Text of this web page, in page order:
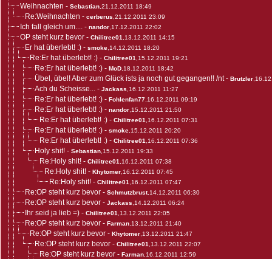
Weihnachten - Sebastian ,21.12.2011 18:49
Re:Weihnachten - cerberus ,21.12.2011 23:09
Ich fall gleich um.... - nandor ,17.12.2011 22:02
OP steht kurz bevor - Chilitree01 ,13.12.2011 14:15
Er hat überlebt! :) - smoke ,14.12.2011 18:20
Re:Er hat überlebt! :) - Chilitree01 ,15.12.2011 19:21
Re:Er hat überlebt! :) - MoD ,18.12.2011 18:42
Übel, übel! Aber zum Glück ists ja noch gut gegangen!! /nt- Brutzler
Ach du Scheisse... - Jackass ,16.12.2011 11:27
Re:Er hat überlebt! :) - Fohlenfan77 ,16.12.2011 09:19
Re:Er hat überlebt! :) - nandor ,15.12.2011 21:50
Re:Er hat überlebt! :) - Chilitree01 ,16.12.2011 07:31
Re:Er hat überlebt! :) - smoke ,15.12.2011 20:20
Re:Er hat überlebt! :) - Chilitree01 ,16.12.2011 07:36
Holy shit! - Sebastian ,15.12.2011 19:33
Re:Holy shit! - Chilitree01 ,16.12.2011 07:38
Re:Holy shit! - Khytomer ,16.12.2011 07:45
Re:Holy shit! - Chilitree01 ,16.12.2011 07:47
Re:OP steht kurz bevor - Schmutzbrust,14.12.2011 06:30
Re:OP steht kurz bevor - Jackass ,14.12.2011 06:24
Ihr seid ja lieb =) - Chilitree01 ,13.12.2011 22:05
Re:OP steht kurz bevor - Farman ,13.12.2011 21:40
Re:OP steht kurz bevor - Khytomer ,13.12.2011 21:47
Re:OP steht kurz bevor - Chilitree01 ,13.12.2011 22:07
Re:OP steht kurz bevor - Farman ,16.12.2011 12:59